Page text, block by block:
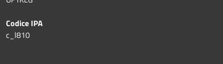
Codice IPA
c_l810